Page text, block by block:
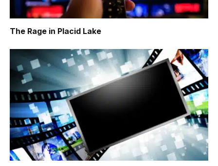
The Rage in Placid Lake